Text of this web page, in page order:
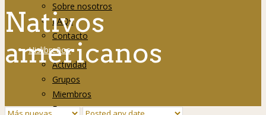
Sobre nosotros
FAQs
Contacto
Hislibreños
Actividad
Grupos
Miembros
Foro
Nativos
americanos